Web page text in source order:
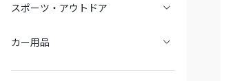
スポーツ・アウトドア
カー用品